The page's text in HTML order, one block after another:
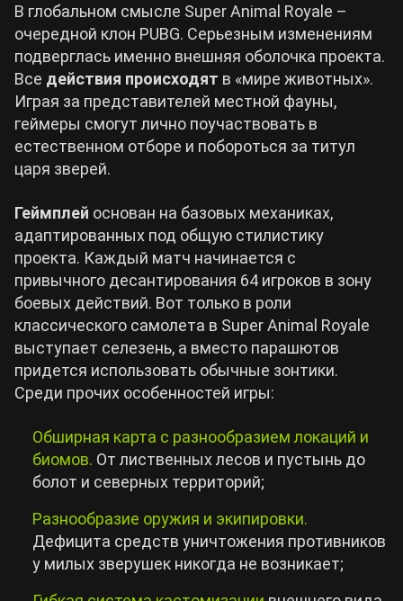
В глобальном смысле Super Animal Royale –
очередной клон PUBG. Серьезным изменениям
подверглась именно внешняя оболочка проекта.
Все действия происходят в «мире животных».
Играя за представителей местной фауны,
геймеры смогут лично поучаствовать в
естественном отборе и побороться за титул
царя зверей.
Геймплей основан на базовых механиках,
адаптированных под общую стилистику
проекта. Каждый матч начинается с
привычного десантирования 64 игроков в зону
боевых действий. Вот только в роли
классического самолета в Super Animal Royale
выступает селезень, а вместо парашютов
придется использовать обычные зонтики.
Среди прочих особенностей игры:
Обширная карта с разнообразием локаций и
биомов. От лиственных лесов и пустынь до
болот и северных территорий;
Разнообразие оружия и экипировки.
Дефицита средств уничтожения противников
у милых зверушек никогда не возникает;